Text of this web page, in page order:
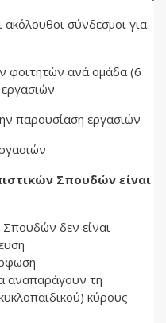
ακόλουθοι σύνδεσμοι για
φοιτητών ανά ομάδα (6
παρουσίαση εργασιών
Σπουδών είναι
δεν είναι
αναπαράγουν τη
κύρους